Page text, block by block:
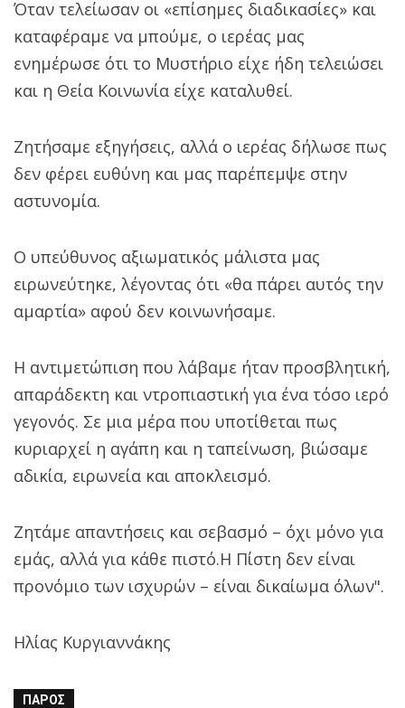
Όταν τελείωσαν οι «επίσημες διαδικασίες» και
καταφέραμε να μπούμε, ο ιερέας μας
ενημέρωσε ότι το Μυστήριο είχε ήδη τελειώσει
και η Θεία Κοινωνία είχε καταλυθεί.
Ζητήσαμε εξηγήσεις, αλλά ο ιερέας δήλωσε πως
δεν φέρει ευθύνη και μας παρέπεμψε στην
αστυνομία.
Ο υπεύθυνος αξιωματικός μάλιστα μας
ειρωνεύτηκε, λέγοντας ότι «θα πάρει αυτός την
αμαρτία» αφού δεν κοινωνήσαμε.‌‌
Η αντιμετώπιση που λάβαμε ήταν προσβλητική,
απαράδεκτη και ντροπιαστική για ένα τόσο ιερό
γεγονός. Σε μια μέρα που υποτίθεται πως
κυριαρχεί η αγάπη και η ταπείνωση, βιώσαμε
αδικία, ειρωνεία και αποκλεισμό.
Ζητάμε απαντήσεις και σεβασμό – όχι μόνο για
εμάς, αλλά για κάθε πιστό.‌‌Η Πίστη δεν είναι
προνόμιο των ισχυρών – είναι δικαίωμα όλων".
Ηλίας Κυργιαννάκης
ΠΆΡΟΣ